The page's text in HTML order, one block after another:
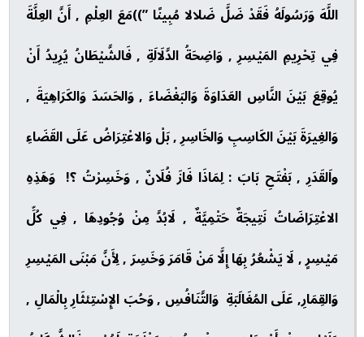
اللَّهَ وَرَسُولَهُ فَقَدْ ضَلَّ ضَلالا مُبِينًا ”))مَعَ العِلْمِ , أَنَّ العِلَّةَ
فِي تِحْرِيمِ المَيْسِرِ , وَاضِحَةُ الدَّلَالَةِ , فَالشَّيْطَانُ يُرِيدُ أَنْ
يُوقِعَ بَيْنَ النَّاسِ العَدَاوَةَ وَالبَغْضَاءَ , وَالحَسَدَ وَالكَرَاهِيَةَ ,
وَالغِيرَةَ بَيْنَ الكَاسِبِ وَالخَاسِرِ , بَلْ وَالاعْتِرَاضُ عَلَى القَضَاءِ
واَلقَدَرِ , بَفْتَحِ بَابَ : لِمَاذَا فَازَ فُلَانٌ , وَخَسِرْتُ ؟! وَهَذِهِ
الاعْتِرَاضَاتُ نَتِيجَةٌ حَتْمِيَّةٌ , لَابُدَّ مِنْ وُجُودِهَا , فِي كُلِّ
مَيْسِرٍ , لَا يَشْعُرُ بِهَا إِلَّا مَنْ قَامَرَ وَخَسِرَ , لِأَنَّ مَبْنَى المَيْسِرِ
وَالقِمَارِ, عَلَى المُغَالَبَةِ وَالتَّنَافُسِ , وَحُبَ الإِسْتِئثَارِ بِالْمَالِ ,